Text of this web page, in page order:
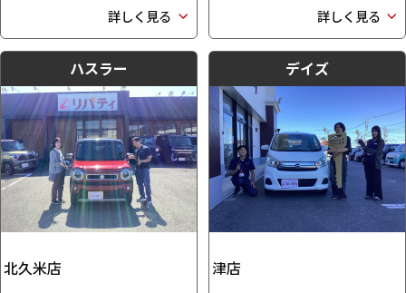
詳しく見る 詳しく見る
ハスラー
北久米店
デイズ
津店